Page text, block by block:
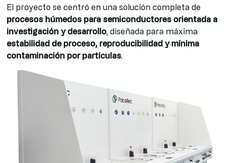
El proyecto se centró en una solución completa de
procesos húmedos para semiconductores orientada a
investigación y desarrollo, diseñada para máxima
estabilidad de proceso, reproducibilidad y mínima
contaminación por partículas.